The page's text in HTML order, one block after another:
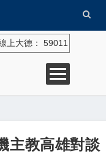
上大德： 59011
主教高雄對談